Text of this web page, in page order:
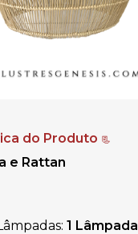
do Produto 📃
e Rattan
1 Lâmpada